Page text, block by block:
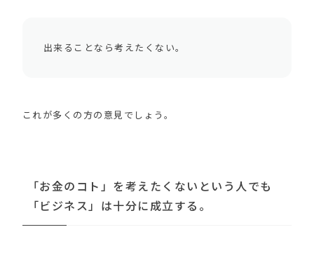
出来ることなら考えたくない。
これが多くの方の意見でしょう。
「お金のコト」を考えたくないという人でも
「ビジネス」は十分に成立する。